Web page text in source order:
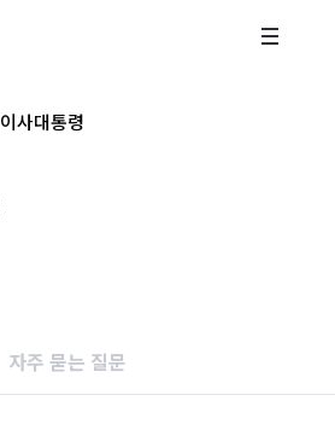
이사대통령
자주 묻는 질문